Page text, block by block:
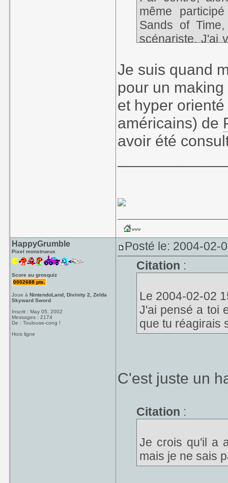
même
Sands of
scénariste. J'ai
Je suis quand
pour un
et hyper
américains) de
avoir été
HappyGrumble
Pixel monstrueux
Score au grosquiz
0002688 pts.
Joue àNintendoLand, Divinity 2, Zelda
Skyward Sword
Inscrit : May 05, 2002
Messages : 2174
De : Toulouse-cong !
Hors ligne
Posté le: 2004-02-
Citation :
Le 2004-02-02
J'ai pensé a toi
que tu réagirais
C'est juste un
Citation :
Je crois qu'il a
mais je ne sais